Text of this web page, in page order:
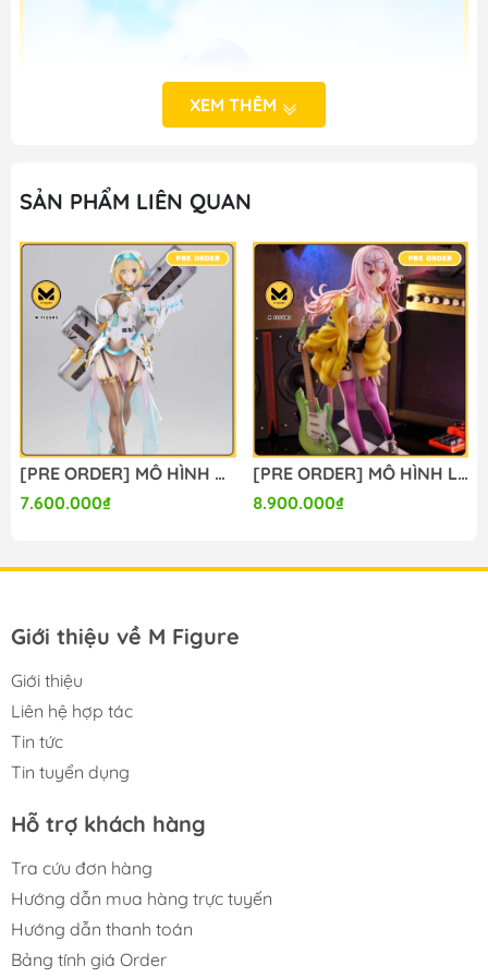
XEM THÊM
SẢN PHẨM LIÊN QUAN
[PRE ORDER] MÔ HÌNH Bunny Suit Planning - Sophia F. Shirring - 1/6 - Sister Ver., Bright Edition (Magi Arts) FIGURE CHÍNH HÃNG
7.600.000₫
[PRE ORDER] MÔ HÌNH Limelight Lemonade Jam - Harumi Ena - 1/3.5 (Alice Glint) FIGURE CHÍNH HÃNG
8.900.000₫
Giới thiệu về M Figure
Giới thiệu
Liên hệ hợp tác
Tin tức
Tin tuyển dụng
Hỗ trợ khách hàng
Tra cứu đơn hàng
Hướng dẫn mua hàng trực tuyến
Hướng dẫn thanh toán
Bảng tính giá Order